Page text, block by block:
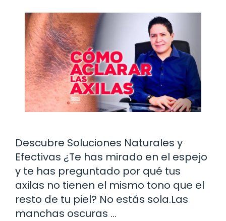
Descubre Soluciones Naturales y
Efectivas ¿Te has mirado en el espejo
y te has preguntado por qué tus
axilas no tienen el mismo tono que el
resto de tu piel? No estás sola.Las
manchas oscuras …